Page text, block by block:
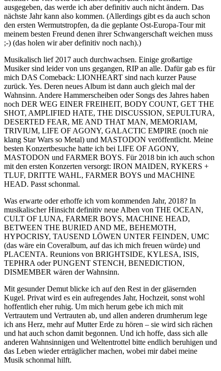
ausgegeben, das werde ich aber definitiv auch nicht ändern. Das
nächste Jahr kann also kommen. (Allerdings gibt es da auch schon
den ersten Wermutstropfen, da die geplante Ost-Europa-Tour mit
meinem besten Freund denen ihrer Schwangerschaft weichen muss
;-) (das holen wir aber definitiv noch nach).)
Musikalisch lief 2017 auch durchwachsen. Einige großartige
Musiker sind leider von uns gegangen, RIP an alle. Dafür gab es für
mich DAS Comeback: LIONHEART sind nach kurzer Pause
zurück. Yes. Deren neues Album ist dann auch gleich mal der
Wahnsinn. Andere Hammerscheiben oder Songs des Jahres haben
noch DER WEG EINER FREIHEIT, BODY COUNT, GET THE
SHOT, AMPLIFIED HATE, THE DISCUSSION, SEPULTURA,
DESERTED FEAR, ME AND THAT MAN, MEMORIAM,
TRIVIUM, LIFE OF AGONY, GALACTIC EMPIRE (noch nie
klang Star Wars so Metal) und MASTODON veröffentlicht. Meine
besten Konzertbesuche hatte ich bei LIFE OF AGONY,
MASTODON und FARMER BOYS. Für 2018 bin ich auch schon
mit den ersten Konzerten versorgt: IRON MAIDEN, RYKERS +
TLUF, DRITTE WAHL, FARMER BOYS und MACHINE
HEAD. Passt schonmal.
Was erwarte oder erhoffe ich vom kommenden Jahr, 2018? In
musikalischer Hinsicht definitiv neue Alben von THE OCEAN,
CULT OF LUNA, FARMER BOYS, MACHINE HEAD,
BETWEEN THE BURIED AND ME, BEHEMOTH,
HYPOCRISY, TAUSEND LÖWEN UNTER FEINDEN, UMC
(das wäre ein Coveralbum, auf das ich mich freuen würde) und
PLACENTA. Reunions von BRIGHTSIDE, KYLESA, ISIS,
TEPHRA oder PUNGENT STENCH, BENEDICTION,
DISMEMBER wären der Wahnsinn.
Mit gesunder Demut blicke ich auf den Rest in der gläsernden
Kugel. Privat wird es ein aufregendes Jahr, Hochzeit, sonst wohl
hoffentlich eher ruhig. Um mich herum gebe ich mich mit
Vertrautem und Vertrauten ab, und allen anderen drumherum lege
ich ans Herz, mehr auf Mutter Erde zu hören – sie wird sich rächen
und hat auch schon damit begonnen. Und ich hoffe, dass sich alle
anderen Wahnsinnigen und Weltentrottel bitte endlich beruhigen und
das Leben wieder erträglicher machen, wobei mir dabei meine
Musik schonmal hilft.